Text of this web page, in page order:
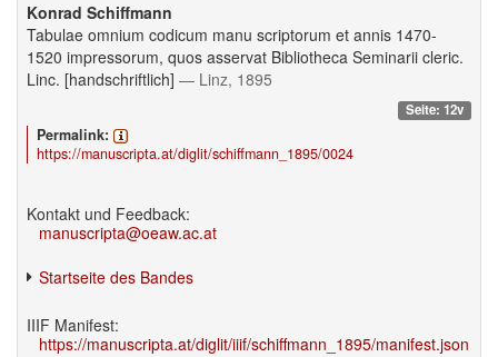
Konrad Schiffmann
Tabulae omnium codicum manu scriptorum et annis 1470-
1520 impressorum, quos asservat Bibliotheca Seminarii cleric.
Linc. [handschriftlich] — Linz, 1895
Seite: 12v
Permalink:
https://manuscripta.at/diglit/schiffmann_1895/0024
Kontakt und Feedback:
manuscripta@oeaw.ac.at
Startseite des Bandes
IIIF Manifest:
https://manuscripta.at/diglit/iiif/schiffmann_1895/manifest.json